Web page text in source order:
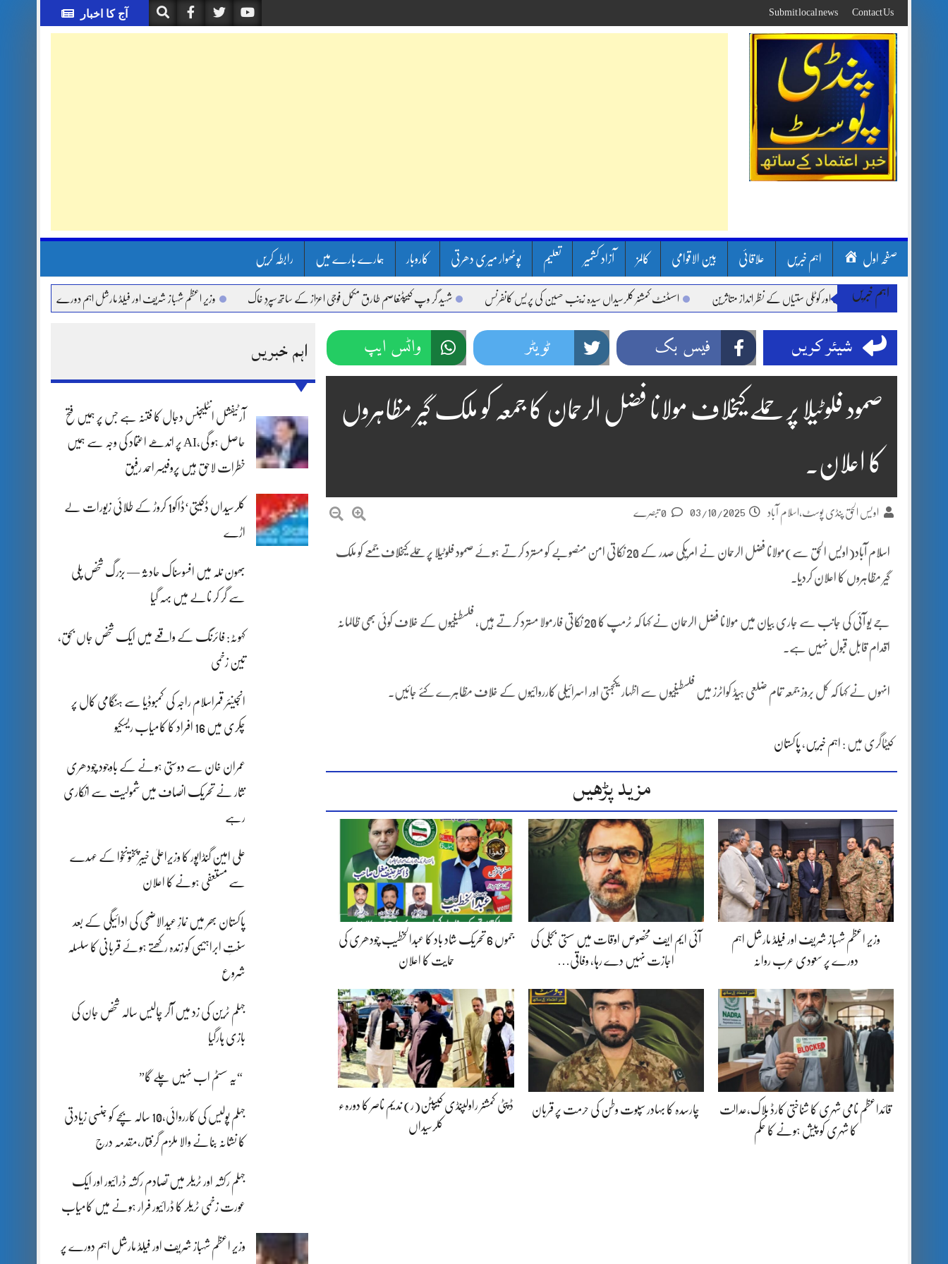
to
content
آج کا اخبار Contact Us
Submit local news
صفحہ اول اہم خبریں علاقائی بین الاقوامی کالمز آزاد کشمیر تعلیم پوٹھوار میری دھرتی کاروبار ہمارے بارے میں رابطہ کریں
اہم خبریں
بارشیں، لینڈ سلائیڈنگ اور کوٹلی ستیاں کے نظر انداز متاثرین اسسٹنٹ کمشنر کلرسیداں سیدہ زینب حسین کی پریس کانفرنس شہید گر وپ کیپٹنعاصم طارق مکمل فوجی اعزاز کے ساتھ سپردِ خاک وزیر اعظم شہباز شریف اور فیلڈ مارشل اہم دورے پر سعودی عرب روانہ
اہم خبریں
آرٹیفشل انٹلیجنس دجال کا فتنہ ہے جس پر ہمیں فتح
حاصل ہو گی،AI پر اندھے اعتماد کی وجہ سے ہمیں
خطرات لاحق ہیں پروفیسر احمد رفیق
کلرسیداں ڈکیتی‘ڈاکو1 کروڑ کے طلائی زیورات لے
اڑے
بھون نلہ میں افسوسناک حادثہ — بزرگ شخص پلی
سے گر کر نالے میں بہہ گیا
کہوٹہ: فائرنگ کے واقعے میں ایک شخص جاں بحق،
تین زخمی
انجینئر قمراسلام راجہ کی کمبوڈیا سے ہنگامی کال پر
چکری میں 16 افراد کا کامیاب ریسکیو
عمران خان سے دوستی ہونے کے باوجود چودھری
نثار نے تحریک انصاف میں شمولیت سے انکاری
رہے
علی امین گنڈاپور کا وزیراعلیٰ خیبرپختونخوا کے عہدے
سے مستعفی ہونے کا اعلان
پاکستان بھر میں نمازِ عیدالاضحی کی ادائیگی کے بعد
سنتِ ابراہیمی کو زندہ رکھتے ہوئے قربانی کا سلسلہ
شروع
جہلم ٹرین کی زد میں آکر چالیس سالہ شخص جان کی
بازی ہارگیا
“یہ سسٹم اب نہیں چلے گا”
جہلم پولیس کی کارروائی،10 سالہ بچے کو جنسی زیادتی
کا نشانہ بنانے والا ملزم گرفتار،مقدمہ درج
جہلم رکشہ اور ٹریلر میں تصادم رکشہ ڈرائیور اور ایک
عورت زخمی ٹریلر کا ڈرائیور فرار ہونے میں کامیاب
وزیر اعظم شہباز شریف اور فیلڈ مارشل اہم دورے پر
شیئر کریں فیس بک ٹویٹر واٹس ایپ
صمود فلوٹیلا پر حملے کیخلاف مولانا فضل الرحمان کا جمعہ کو ملک گیر مظاہروں
کا اعلان.
اویس الحق پنڈی پوسٹ،اسلام آباد 03/10/2025
اسلام آباد(اویس الحق سے)مولانا فضل الرحمان نے امریکی صدر کے 20 نکاتی امن منصوبے کو مسترد کرتے ہوئے صمود فلوٹیلا پر حملے کیخلاف جمعے کو ملک
گیر مظاہروں کا اعلان کردیا۔
جے یو آئی کی جانب سے جاری بیان میں مولانا فضل الرحمان نے کہا کہ ٹرمپ کا 20 نکاتی فارمولا مسترد کرتے ہیں، فلسطینیوں کے خلاف کوئی بھی ظالمانہ
اقدام قابل قبول نہیں ہے۔
انہوں نے کہا کہ کل بروز جمعہ تمام ضلعی ہیڈ کواٹرز میں فلسطینیوں سے اظہار یکجہتی اور اسرائیلی کارروائیوں کے خلاف مظاہرے کئے جائیں.
کیٹاگری میں : اہم خبریں ، پاکستان
مزید پڑھیں
وزیر اعظم شہباز شریف اور فیلڈ مارشل اہم
دورے پر سعودی عرب روانہ
آئی ایم ایف مخصوص اوقات میں سستی بجلی کی
اجازت نہیں دے رہا، وفاقی…
جموں 6 تحریک شاد باد کا عبدالخطیب چودھری کی
حمایت کا اعلان
قائداعظم نامی شہری کا شناختی کارڈ بلاک،عدالت
کا شہری کو پیش ہونے کا حکم
چارسدہ کا بہادر سپوت وطن کی حرمت پر قربان
ڈپٹی کمشنر راولپنڈی کیپٹن(ر) ندیم ناصر کا دورہء
کلرسیداں